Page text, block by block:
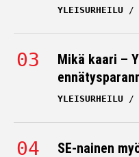
YLEISURHEILU
Mikä kaari –
YLEISURHEILU
SE-nainen